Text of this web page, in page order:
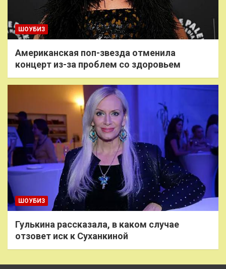
ШОУБИЗ
Американская поп-звезда отменила
концерт из-за проблем со здоровьем
ШОУБИЗ
Гулькина рассказала, в каком случае
отзовет иск к Суханкиной